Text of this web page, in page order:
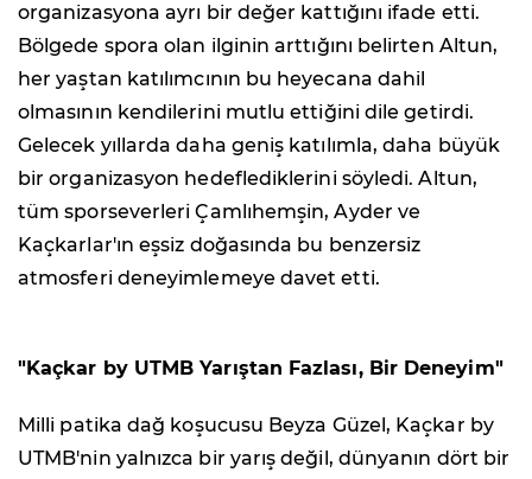
organizasyona ayrı bir değer kattığını ifade etti.
Bölgede spora olan ilginin arttığını belirten Altun,
her yaştan katılımcının bu heyecana dahil
olmasının kendilerini mutlu ettiğini dile getirdi.
Gelecek yıllarda daha geniş katılımla, daha büyük
bir organizasyon hedeflediklerini söyledi. Altun,
tüm sporseverleri Çamlıhemşin, Ayder ve
Kaçkarlar'ın eşsiz doğasında bu benzersiz
atmosferi deneyimlemeye davet etti.
"Kaçkar by UTMB Yarıştan Fazlası, Bir Deneyim"
Milli patika dağ koşucusu Beyza Güzel, Kaçkar by
UTMB'nin yalnızca bir yarış değil, dünyanın dört bir